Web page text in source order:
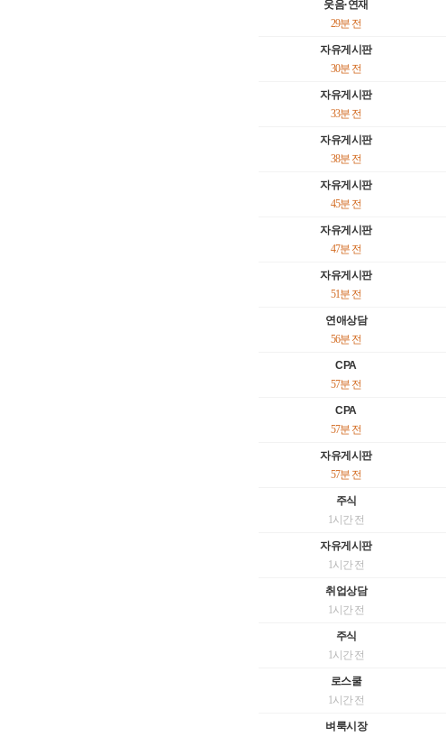
웃음·연재
29분 전
자유게시판
30분 전
자유게시판
33분 전
자유게시판
38분 전
자유게시판
45분 전
자유게시판
47분 전
자유게시판
51분 전
연애상담
56분 전
CPA
57분 전
CPA
57분 전
자유게시판
57분 전
주식
1시간 전
자유게시판
1시간 전
취업상담
1시간 전
주식
1시간 전
로스쿨
1시간 전
벼룩시장